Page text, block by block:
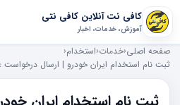
کافی نت آنلاین کافی نتی
آموزش، خدمات، اخبار
صفحه اصلی‹خدمات‹استخدام‹
ثبت نام استخدام ایران خودرو | ارسال درخواست